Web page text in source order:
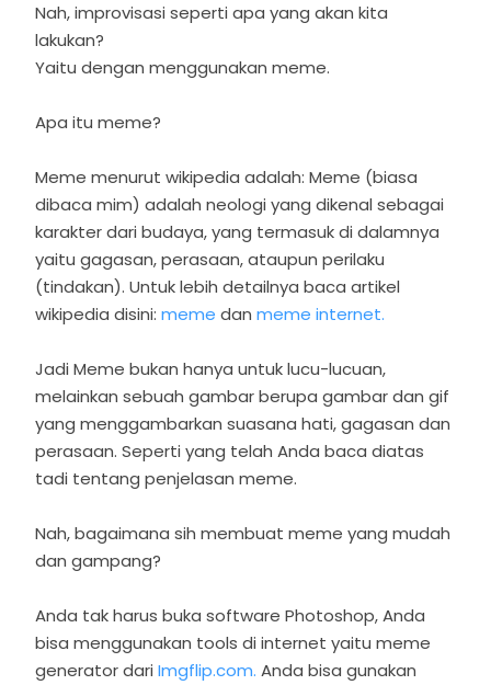
Nah, improvisasi seperti apa yang akan kita
lakukan?
Yaitu dengan menggunakan meme.
Apa itu meme?
Meme menurut wikipedia adalah: Meme (biasa
dibaca mim) adalah neologi yang dikenal sebagai
karakter dari budaya, yang termasuk di dalamnya
yaitu gagasan, perasaan, ataupun perilaku
(tindakan). Untuk lebih detailnya baca artikel
wikipedia disini:meme danmeme internet.
Jadi Meme bukan hanya untuk lucu-lucuan,
melainkan sebuah gambar berupa gambar dan gif
yang menggambarkan suasana hati, gagasan dan
perasaan. Seperti yang telah Anda baca diatas
tadi tentang penjelasan meme.
Nah, bagaimana sih membuat meme yang mudah
dan gampang?
Anda tak harus buka software Photoshop, Anda
bisa menggunakan tools di internet yaitu meme
generator dariImgflip.com.Anda bisa gunakan